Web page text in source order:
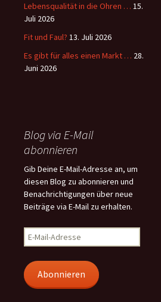
Lebensqualität in die Ohren … 15.
Juli 2026
Fit und Faul? 13. Juli 2026
Es gibt für alles einen Markt … 28.
Juni 2026
Blog via E-Mail
abonnieren
Gib Deine E-Mail-Adresse an, um
diesen Blog zu abonnieren und
Benachrichtigungen über neue
Beiträge via E-Mail zu erhalten.
E-
Mail-
Abonnieren